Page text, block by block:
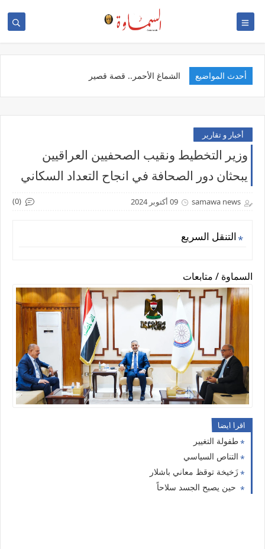
أحدث المواضيع الخدمة
أخبار و تقارير
وزير التخطيط ونقيب الصحفيين العراقيين
يبحثان دور الصحافة في انجاح التعداد السكاني
samawa news 09 أكتوبر 2024 (0)
التنقل السريع
السماوة / متابعات
اقرا ايضا
طفولة التغيير
التناص السياسي
زَخيخة توقظ معاني باشلار
حين يصبح الجسد سلاحاً